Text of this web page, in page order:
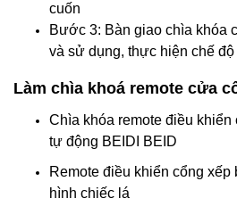
cuốn
Bước 3: Bàn giao chìa khóa
và sử dụng, thực hiện chế
Làm chìa khoá remote cửa
Chìa khóa remote điều
tự động BEIDI BEID
Remote điều khiển cổng xếp
hình chiếc lá